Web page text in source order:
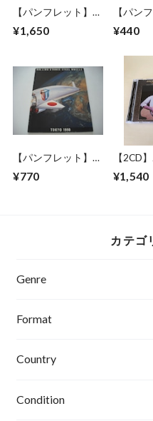
【パンフレット】
BRIAN MAY BAND
(QUEEN) / BACK TO
¥1,650
【パン
多郎 /
YEARS
¥440
【パンフレット】
ROLLING STONES /
STEEL WHEELS
¥770
【2CD
BEACH
¥1,540
カテゴ
Genre
Format
Country
Condition